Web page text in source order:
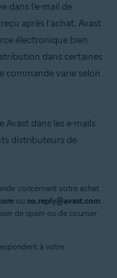
dans l’e-mail de
après l’achat. Avast
électronique bien
dans certaines
commande varie selon
dans les e-mails
distributeurs de
concernant votre achat
ou no.reply@avast.com.
de spam ou de courrier
à votre